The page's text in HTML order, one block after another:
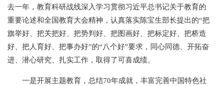
去一年，教育科研战线深入学习贯彻习近平总书记关于教育的
重要论述和全国教育大会精神，认真落实陈宝生部长提出的“把
旗举好、把关把好、把势判好、把图画好、把标定好、把桥造
好、把人育好、把事办好”的“八个好”要求，同心同德、开拓奋
进、潜心研究、扎实工作，取得了可喜成绩。
一是开展主题教育，总结70年成就，丰富完善中国特色社